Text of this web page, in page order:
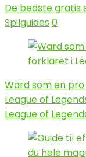
De bedste gratis
Spilguides0
Ward som en
League of
League of